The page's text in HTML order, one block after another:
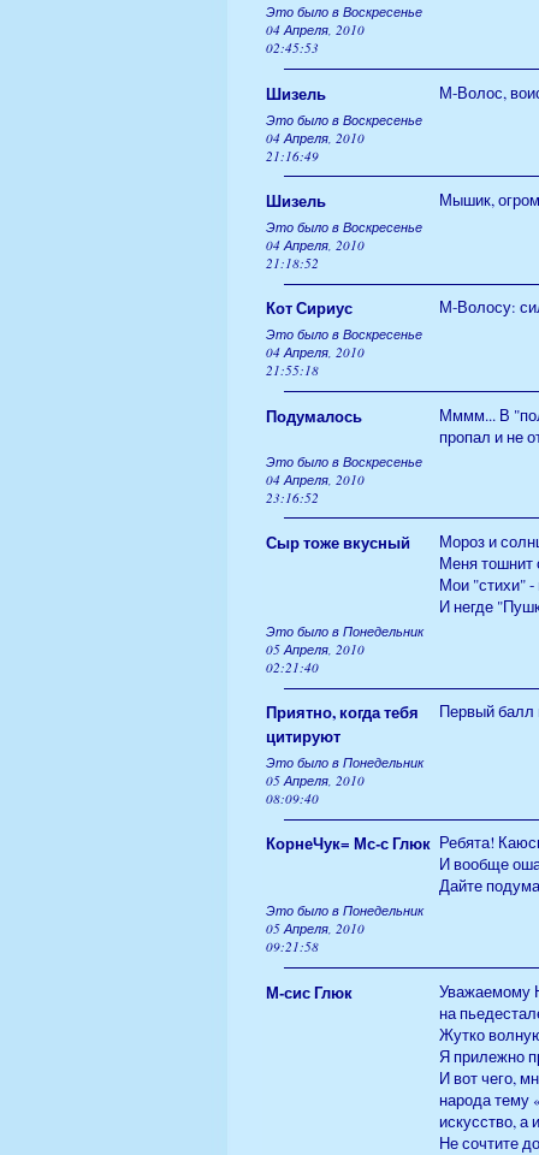
Это было в Воскресенье
04 Апреля, 2010
02:45:53
Шизель М-Волос,
Это было в Воскресенье
04 Апреля, 2010
21:16:49
Шизель Мышик,
Это было в Воскресенье
04 Апреля, 2010
21:18:52
Кот Сириус М-Волосу:
Это было в Воскресенье
04 Апреля, 2010
21:55:18
Подумалось
Мммм... В
пропал и не
Это было в Воскресенье
04 Апреля, 2010
23:16:52
Сыр тоже вкусный
Мороз и
Меня тошнит
Мои "стихи"
И негде
Это было в Понедельник
05 Апреля, 2010
02:21:40
Приятно, когда тебя
цитируют
Первый балл
Это было в Понедельник
05 Апреля, 2010
08:09:40
КорнеЧук= Мс-с Глюк Ребята!
И вообще
Дайте
Это было в Понедельник
05 Апреля, 2010
09:21:58
М-сис Глюк
Уважаемому
на
Жутко
Я прилежно
И вот чего,
народа тему
искусство, а
Не сочтите